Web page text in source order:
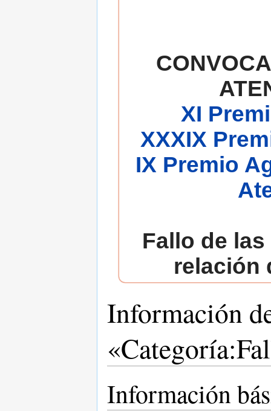
XI
XXXIX
IX Premio
Fallo de
relación
Información
Información